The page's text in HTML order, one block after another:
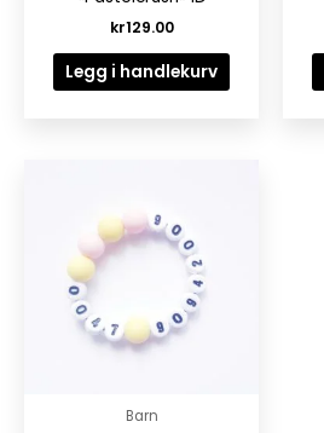
kr129.00
Legg i handlekurv
Barn